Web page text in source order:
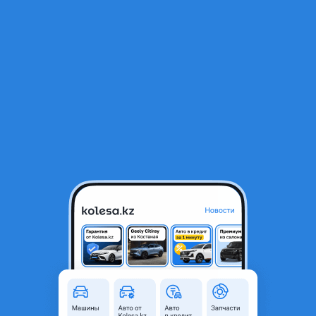
Задние фонари supercharge на lexus 570
Алматы, Алматинская